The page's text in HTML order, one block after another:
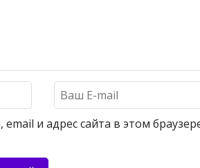
и адрес сайта в этом